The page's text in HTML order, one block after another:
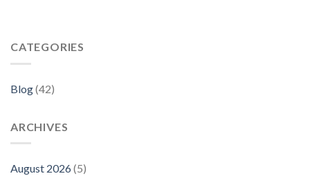
CATEGORIES
Blog(42)
ARCHIVES
August 2026(5)